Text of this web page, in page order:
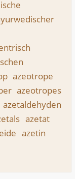
azeotrope
azeotropes
azetaldehyden
azetat
azetin